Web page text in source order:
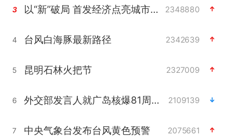
3 以“新”破局 首发经济点亮城市消费活力 2348880
4 台风白海豚最新路径 2342639
5 昆明石林火把节 2327009
6 外交部发言人就广岛核爆81周年等答记者问 2109139
7 中央气象台发布台风黄色预警 2075661